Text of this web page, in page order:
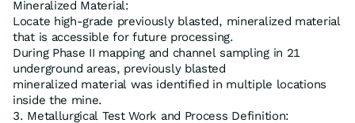
Mineralized Material:
Locate high-grade previously blasted, mineralized material
that is accessible for future processing.
During Phase II mapping and channel sampling in 21
underground areas, previously blasted
mineralized material was identified in multiple locations
inside the mine.
3. Metallurgical Test Work and Process Definition: